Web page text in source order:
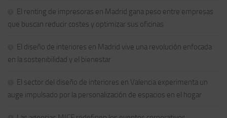
El renting de impresoras en Madrid gana peso entre empresas
que buscan reducir costes y optimizar sus oficinas
El diseño de interiores en Madrid vive una revolución enfocada
en la sostenibilidad y el bienestar
El sector del diseño de interiores en Valencia experimenta un
auge impulsado por la personalización de espacios en el hogar